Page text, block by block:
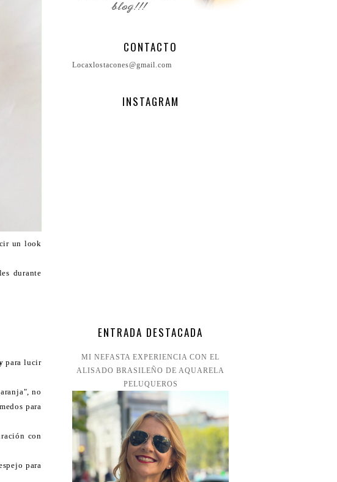
un look
durante
para lucir
no
para
con
para
CONTACTO
Locaxlostacones@gmail.com
INSTAGRAM
ENTRADA DESTACADA
MI NEFASTA EXPERIENCIA CON EL
ALISADO BRASILEÑO DE AQUARELA
PELUQUEROS